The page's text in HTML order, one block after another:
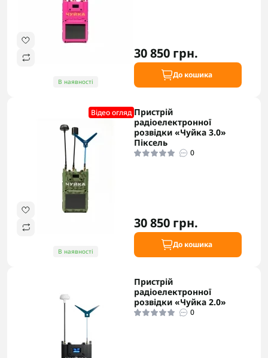
В наявності
30 850 грн.
До кошика
Відео огляд
В наявності
Пристрій
радіоелектронної
розвідки «Чуйка 3.0»
Піксель
0
30 850 грн.
До кошика
Пристрій
радіоелектронної
розвідки «Чуйка 2.0»
0